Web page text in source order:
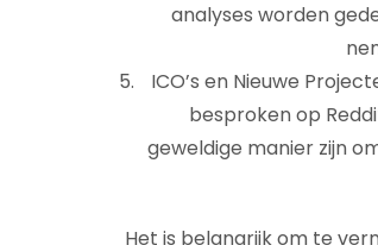
analyses worden
ICO’s en Nieuwe
besproken op
geweldige manier zijn
Het is belangrijk om te